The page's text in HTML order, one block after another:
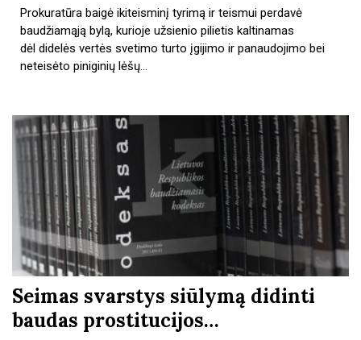
Prokuratūra baigė ikiteisminį tyrimą ir teismui perdavė
baudžiamąją bylą, kurioje užsienio pilietis kaltinamas
dėl didelės vertės svetimo turto įgijimo ir panaudojimo bei
neteisėto piniginių lėšų…
Seimas svarstys siūlymą didinti
baudas prostitucijos…